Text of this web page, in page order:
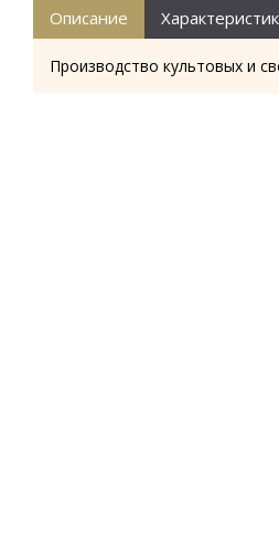
Описание
Производство культовых и